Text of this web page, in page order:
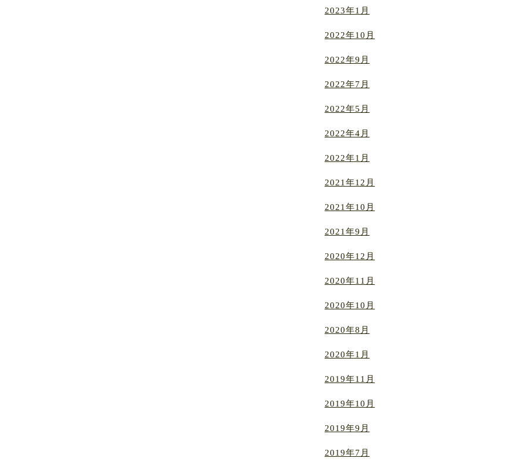
2023年1月
2022年10月
2022年9月
2022年7月
2022年5月
2022年4月
2022年1月
2021年12月
2021年10月
2021年9月
2020年12月
2020年11月
2020年10月
2020年8月
2020年1月
2019年11月
2019年10月
2019年9月
2019年7月